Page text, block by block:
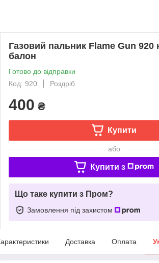
Газовий пальник Flame Gun 920
балон
Готово до відправки
Код: 920
Роздріб
400 ₴
Купити
або
Купити з
Що таке купити з Пром?
Замовлення під захистом
Доставка Оплата